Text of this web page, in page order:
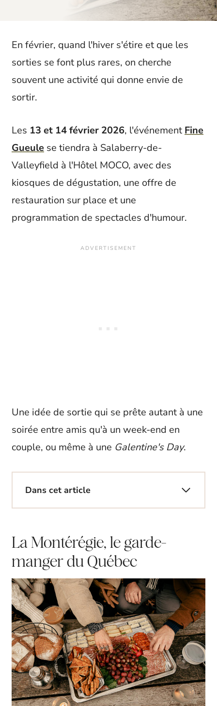
En février, quand l'hiver s'étire et que les
sorties se font plus rares, on cherche
souvent une activité qui donne envie de
sortir.
Les 13 et 14 février 2026, l'événement Fine
Gueule se tiendra à Salaberry-de-
Valleyfield à l'Hôtel MOCO, avec des
kiosques de dégustation, une offre de
restauration sur place et une
programmation de spectacles d'humour.
Une idée de sortie qui se prête autant à une
soirée entre amis qu'à un week-end en
couple, ou même à une Galentine's Day.
Dans cet article
La Montérégie, le garde-
manger du Québec